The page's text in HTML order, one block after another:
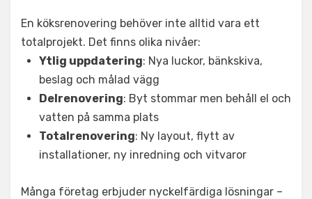
En köksrenovering behöver inte alltid vara ett
totalprojekt. Det finns olika nivåer:
Ytlig uppdatering: Nya luckor, bänkskiva,
beslag och målad vägg
Delrenovering: Byt stommar men behåll el och
vatten på samma plats
Totalrenovering: Ny layout, flytt av
installationer, ny inredning och vitvaror
Många företag erbjuder nyckelfärdiga lösningar –